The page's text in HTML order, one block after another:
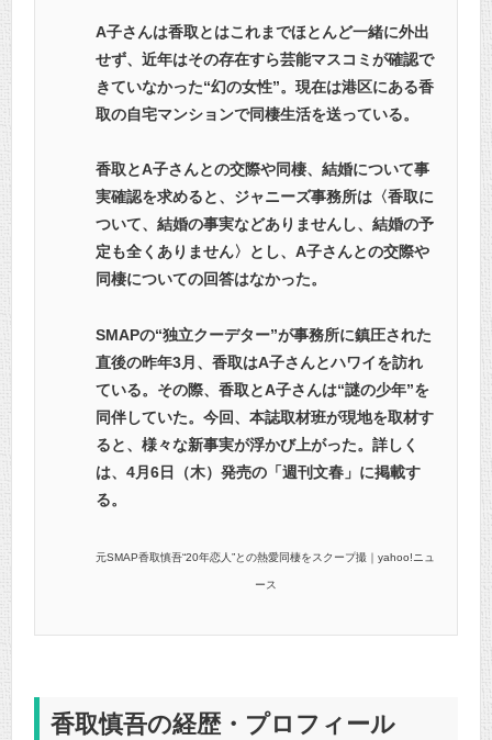
A子さんは香取とはこれまでほとんど一緒に外出
せず、近年はその存在すら芸能マスコミが確認で
きていなかった“幻の女性”。現在は港区にある香
取の自宅マンションで同棲生活を送っている。
香取とA子さんとの交際や同棲、結婚について事
実確認を求めると、ジャニーズ事務所は〈香取に
ついて、結婚の事実などありませんし、結婚の予
定も全くありません〉とし、A子さんとの交際や
同棲についての回答はなかった。
SMAPの“独立クーデター”が事務所に鎮圧された
直後の昨年3月、香取はA子さんとハワイを訪れ
ている。その際、香取とA子さんは“謎の少年”を
同伴していた。今回、本誌取材班が現地を取材す
ると、様々な新事実が浮かび上がった。詳しく
は、4月6日（木）発売の「週刊文春」に掲載す
る。
元SMAP香取慎吾“20年恋人”との熱愛同棲をスクープ撮｜yahoo!ニュ
ース
香取慎吾の経歴・プロフィール